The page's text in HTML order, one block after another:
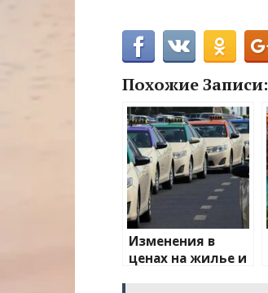
Похожие Записи:
Изменения в
ценах на жилье и